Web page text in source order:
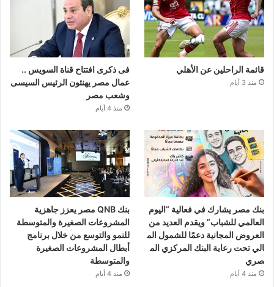
قائمة الراحلين عن الأهلي
منذ 3 أيام
فى ذكرى افتتاح قناة السويس ..
عمال مصر يهنئون الرئيس السيسى
وشعب مصر
منذ 4 أيام
بنك مصر يشارك في فعالية “اليوم
العالمي للشباب” ويقدم العديد من
العروض المجانية دعمًا للشمول الم
الي تحت رعاية البنك المركزي الم
صري
منذ 4 أيام
بنك QNB مصر يعزز جاهزية
المشروعات الصغيرة والمتوسطة
للنمو والتوسع من خلال برنامج
أبطال المشروعات الصغيرة
والمتوسطة
منذ 4 أيام